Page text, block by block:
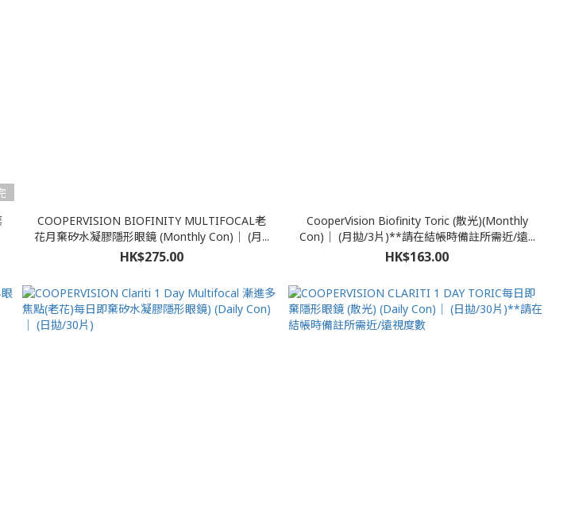
COOPERVISION BIOFINITY MULTIFOCAL老
花月棄矽水凝膠隱形眼鏡 (Monthly Con)｜ (月...
HK$275.00
CooperVision Biofinity Toric (散光)(Monthly
Con)｜ (月拋/3片)**請在結帳時備註所需近/遠...
HK$163.00